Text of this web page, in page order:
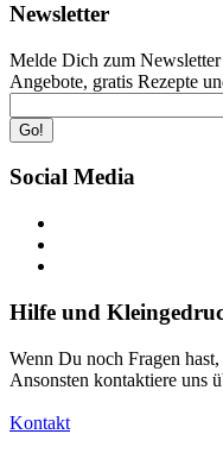
Newsletter
Melde Dich zum
Angebote, gratis Rezepte
Go!
Social Media
Hilfe und
Wenn Du noch Fragen
Ansonsten kontaktiere uns
Kontakt